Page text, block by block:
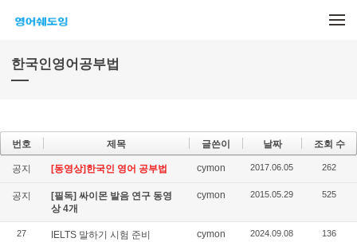
한국인영어공부법
번호 제목 글쓴이 날짜 조회 수
공지 [동영상]한국인 영어 공부법 cymon 2017.06.05 262
공지
[필독] 싸이몬 발음 연구 동영
상 4개
cymon 2015.05.29 525
27 IELTS 말하기 시험 준비 cymon 2024.09.08 136